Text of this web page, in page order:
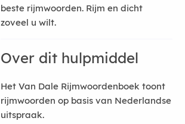
beste rijmwoorden. Rijm en dicht
zoveel u wilt.
Over dit hulpmiddel
Het Van Dale Rijmwoordenboek toont
rijmwoorden op basis van Nederlandse
uitspraak.